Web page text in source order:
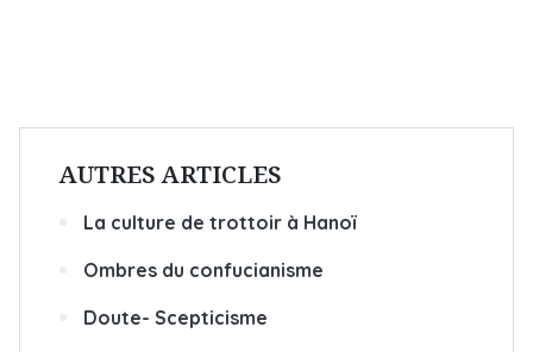
AUTRES ARTICLES
La culture de trottoir à Hanoï
Ombres du confucianisme
Doute- Scepticisme